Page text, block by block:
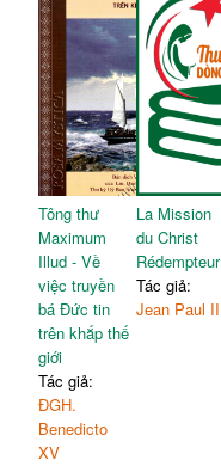
Tông thư
Maximum
Illud - Về
việc truyền
bá Đức tin
trên khắp thế
giới
Tác giả:
ĐGH.
Benedicto
XV
La Mission
du Christ
Rédempteur
Tác giả:
Jean Paul II